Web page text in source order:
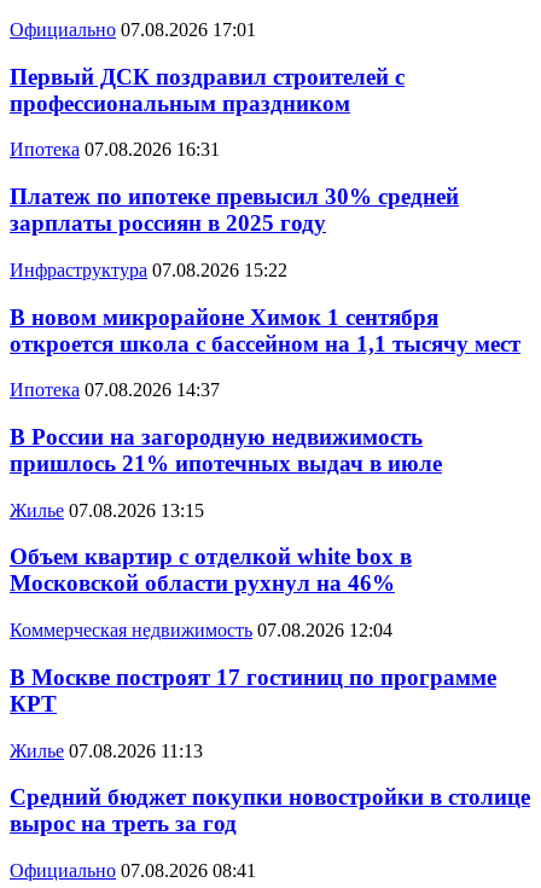
Официально 07.08.2026 17:01
Первый ДСК поздравил строителей с
профессиональным праздником
Ипотека 07.08.2026 16:31
Платеж по ипотеке превысил 30% средней
зарплаты россиян в 2025 году
Инфраструктура 07.08.2026 15:22
В новом микрорайоне Химок 1 сентября
откроется школа с бассейном на 1,1 тысячу мест
Ипотека 07.08.2026 14:37
В России на загородную недвижимость
пришлось 21% ипотечных выдач в июле
Жилье 07.08.2026 13:15
Объем квартир с отделкой white box в
Московской области рухнул на 46%
Коммерческая недвижимость 07.08.2026 12:04
В Москве построят 17 гостиниц по программе
КРТ
Жилье 07.08.2026 11:13
Средний бюджет покупки новостройки в столице
вырос на треть за год
Официально 07.08.2026 08:41